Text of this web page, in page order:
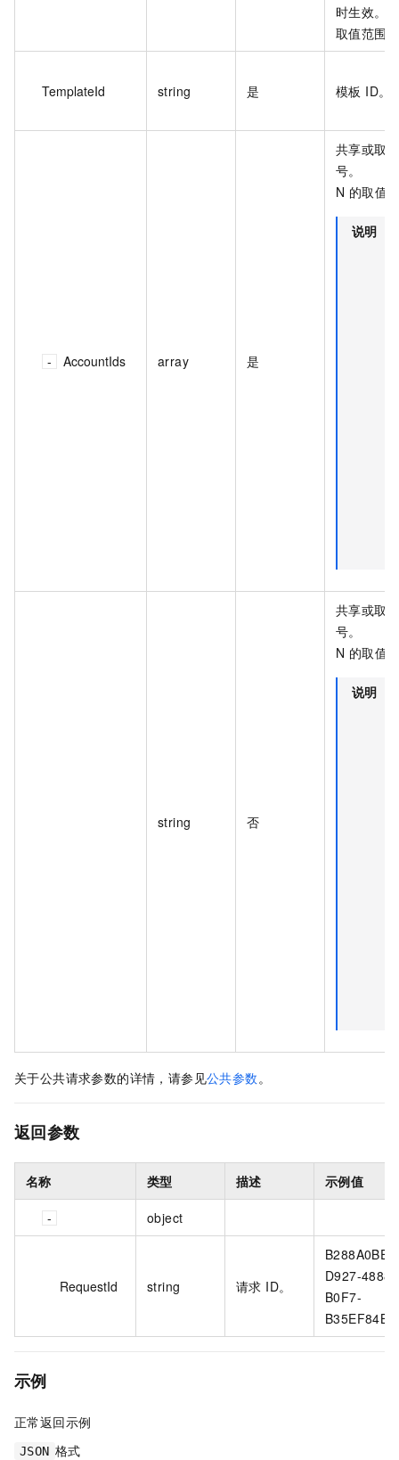
时生效。
取值范围
TemplateId string 是 模板 ID。
AccountIds array 是
共享或取
号。
N 的取值
说明
string 否
共享或取
号。
N 的取值
说明
关于公共请求参数的详情，请参见公共参数 。
返回参数
名称 类型 描述 示例值
object
RequestId string 请求 ID。
B288A0BE-
D927-4888-
B0F7-
示例
正常返回示例
JSON 格式